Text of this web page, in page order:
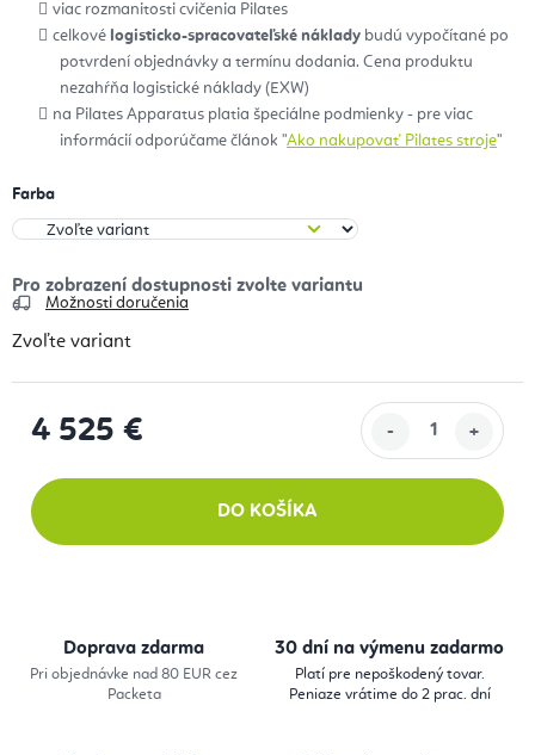
viac rozmanitosti cvičenia Pilates
celkové logisticko-spracovateľské náklady budú vypočítané po
potvrdení objednávky a termínu dodania. Cena produktu
nezahŕňa logistické náklady (EXW)
na Pilates Apparatus platia špeciálne podmienky - pre viac
informácií odporúčame článok "Ako nakupovať Pilates stroje"
Farba
Možnosti doručenia
Zvoľte variant
4 525 €
DO KOŠÍKA
Doprava zdarma
Pri objednávke nad 80 EUR cez
Packeta
30 dní na výmenu zadarmo
Platí pre nepoškodený tovar.
Peniaze vrátime do 2 prac. dní